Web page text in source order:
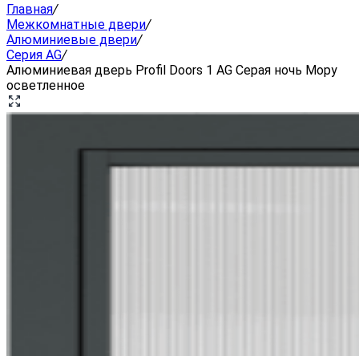
Главная/
Межкомнатные двери/
Алюминиевые двери/
Серия AG/
Алюминиевая дверь Profil Doors 1 AG Серая ночь Мору
осветленное